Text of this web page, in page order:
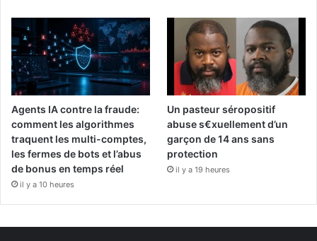
Agents IA contre la fraude:
comment les algorithmes
traquent les multi-comptes,
les fermes de bots et l’abus
de bonus en temps réel
il y a 10 heures
Un pasteur séropositif
abuse s€xuellement d’un
garçon de 14 ans sans
protection
il y a 19 heures